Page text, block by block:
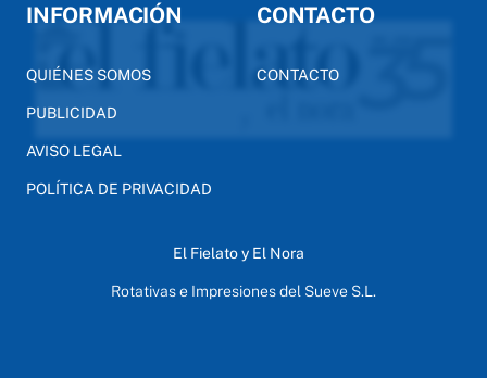
INFORMACIÓN
QUIÉNES SOMOS
PUBLICIDAD
AVISO LEGAL
POLÍTICA DE PRIVACIDAD
CONTACTO
CONTACTO
El Fielato y El Nora
Rotativas e Impresiones del Sueve S.L.